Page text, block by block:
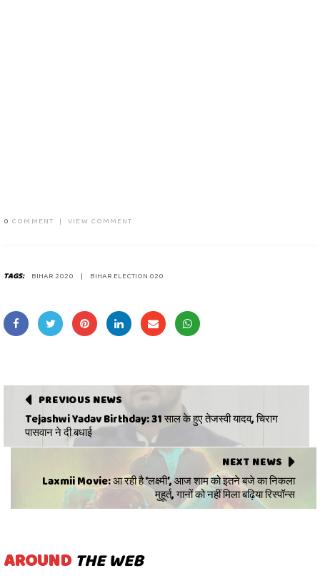
0 COMMENT | VIEW COMMENT
TAGS: BIHAR 2020 BIHAR ELECTION 020
PREVIOUS NEWS
Tejashwi Yadav Birthday: 31 साल के हुए तेजस्वी यादव, चिराग
पासवान ने दी बधाई
NEXT NEWS
Laxmii Movie: आ रही है ‘लक्ष्मी’, आज शाम को इतने बजे का निकला
मुहूर्त, गानों को नहीं मिला बढ़िया रिस्पॉन्स
AROUND THE WEB